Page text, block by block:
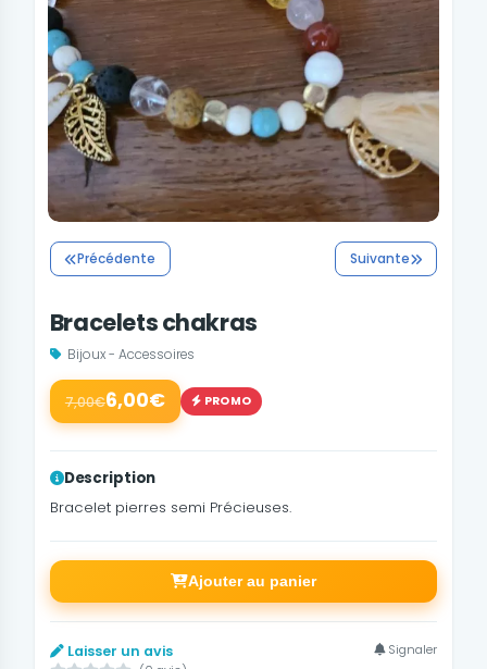
Précédente Suivante
Bracelets chakras
Bijoux - Accessoires
7,00€6,00€ PROMO
Description
Bracelet pierres semi Précieuses.
Ajouter au panier
Laisser un avis Signaler